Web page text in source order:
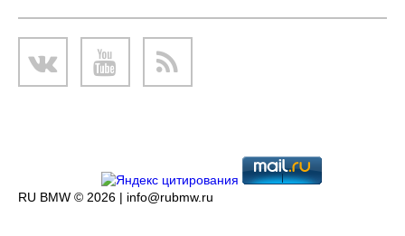
RU BMW © 2026 | info@rubmw.ru